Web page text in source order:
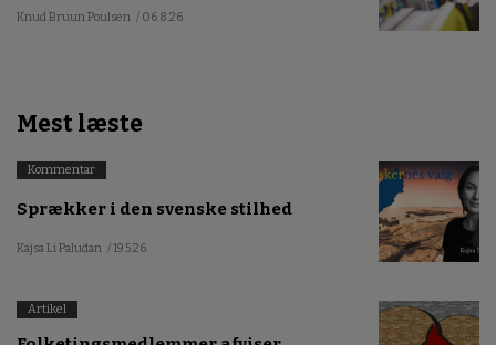
Knud Bruun Poulsen / 06.8.26
Mest læste
Kommentar
Sprækker i den svenske stilhed
Kajsa Li Paludan / 19.5.26
Artikel